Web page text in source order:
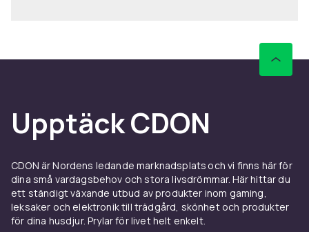
Upptäck CDON
CDON är Nordens ledande marknadsplats och vi finns här för
dina små vardagsbehov och stora livsdrömmar. Här hittar du
ett ständigt växande utbud av produkter inom gaming,
leksaker och elektronik till trädgård, skönhet och produkter
för dina husdjur. Prylar för livet helt enkelt.